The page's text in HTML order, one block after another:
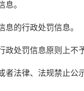
息。
息的行政处罚信息。
政处罚信息原则上不
者法律、法规禁止